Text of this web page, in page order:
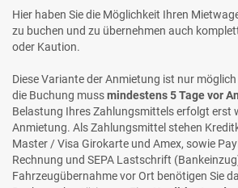
Hier haben Sie die Möglichkeit Ihren
zu buchen und zu übernehmen auch
oder Kaution.
Diese Variante der Anmietung ist nur
die Buchung mussmindestens 5 Tage vor
Belastung Ihres Zahlungsmittels erfolgt erst
Anmietung. Als Zahlungsmittel stehen
Master / Visa Girokarte und Amex, sowie
Rechnung und SEPA Lastschrift
Fahrzeugübernahme vor Ort benötigen Sie